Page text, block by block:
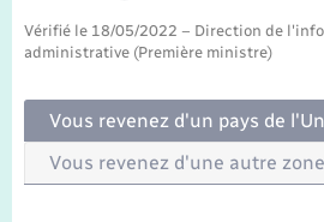
Concessions funéraires
Numérique
Organisation d’événement
Sécurité - Prévention
Vérifié le 18/05/2022 – Direction de
administrative (Première ministre)
Vous revenez d'un pays de
Vous revenez d'une autre zone